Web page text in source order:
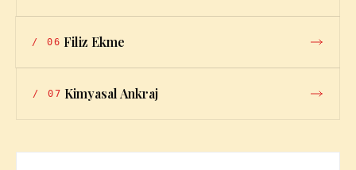
/ 06 Filiz Ekme
/ 07 Kimyasal Ankraj